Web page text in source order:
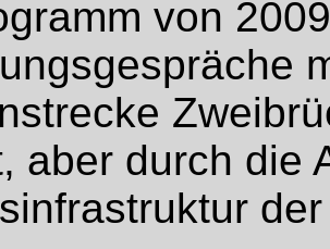
von
aber durch die